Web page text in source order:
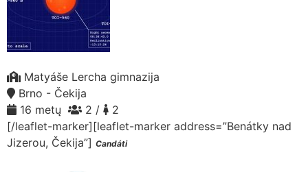
Matyáše Lercha gimnazija
Brno - Čekija
16 metų
2 /
2
[/leaflet-marker][leaflet-marker address=”Benátky nad
Jizerou, Čekija”] Candáti